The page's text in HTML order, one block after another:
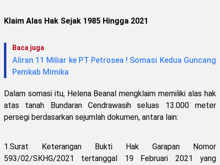
Klaim Alas Hak Sejak 1985 Hingga 2021
Baca juga
Aliran 11 Miliar ke PT Petrosea ! Somasi Kedua Guncang
Pemkab Mimika
Dalam somasi itu, Helena Beanal mengklaim memiliki alas hak
atas tanah Bundaran Cendrawasih seluas 13.000 meter
persegi berdasarkan sejumlah dokumen, antara lain:
1.Surat Keterangan Bukti Hak Garapan Nomor
593/02/SKHG/2021 tertanggal 19 Februari 2021 yang